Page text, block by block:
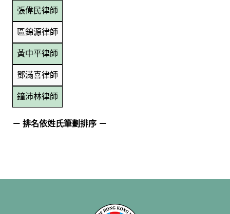
張偉民律師
區錦源律師
黃中平律師
鄧滿喜律師
鐘沛林律師
－ 排名依姓氏筆劃排序 －